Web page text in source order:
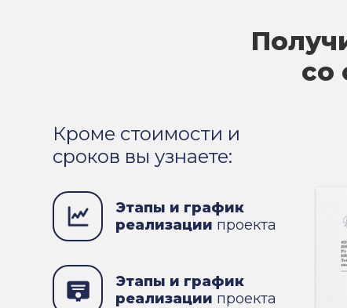
со
Кроме стоимости и
сроков вы узнаете:
Этапы и график
реализации проекта
Этапы и график
реализации проекта